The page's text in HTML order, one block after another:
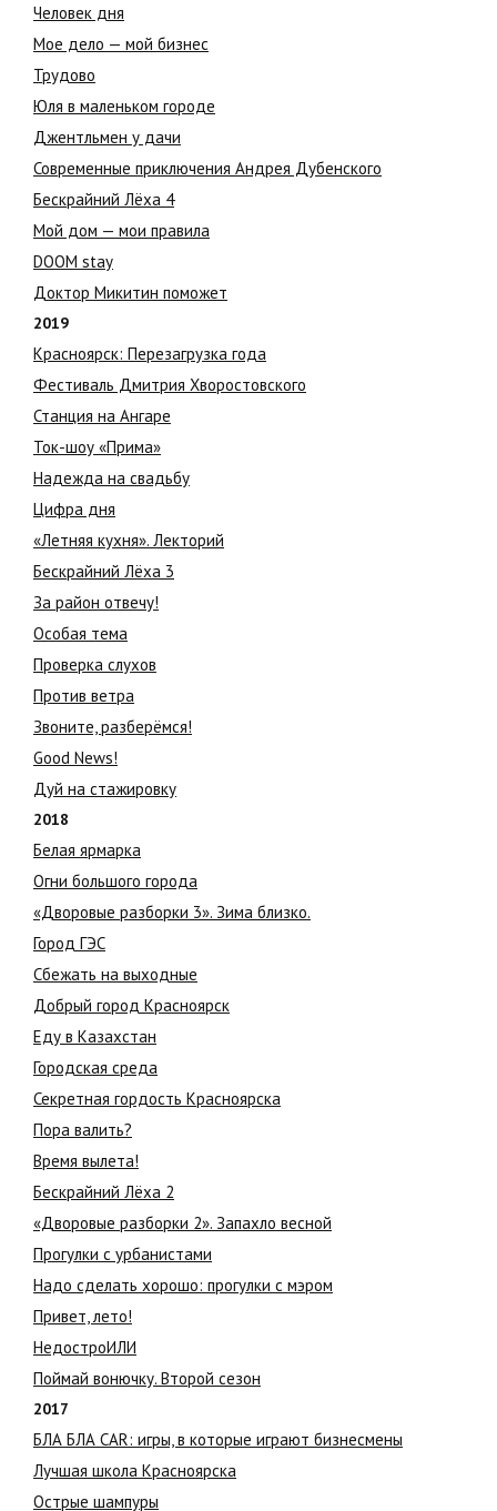
Человек дня
Мое дело — мой бизнес
Трудово
Юля в маленьком городе
Джентльмен у дачи
Современные приключения Андрея Дубенского
Бескрайний Лёха 4
Мой дом — мои правила
DOOM stay
Доктор Микитин поможет
2019
Красноярск: Перезагрузка года
Фестиваль Дмитрия Хворостовского
Станция на Ангаре
Ток-шоу «Прима»
Надежда на свадьбу
Цифра дня
«Летняя кухня». Лекторий
Бескрайний Лёха 3
За район отвечу!
Особая тема
Проверка слухов
Против ветра
Звоните, разберёмся!
Good News!
Дуй на стажировку
2018
Белая ярмарка
Огни большого города
«Дворовые разборки 3». Зима близко.
Город ГЭС
Сбежать на выходные
Добрый город Красноярск
Еду в Казахстан
Городская среда
Секретная гордость Красноярска
Пора валить?
Время вылета!
Бескрайний Лёха 2
«Дворовые разборки 2». Запахло весной
Прогулки с урбанистами
Надо сделать хорошо: прогулки с мэром
Привет, лето!
НедостроИЛИ
Поймай вонючку. Второй сезон
2017
БЛА БЛА CAR: игры, в которые играют бизнесмены
Лучшая школа Красноярска
Острые шампуры